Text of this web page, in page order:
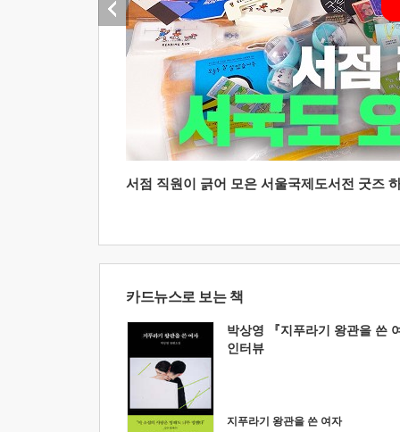
서점 직원이 긁어 모은 서울국제도서전 굿즈
카드뉴스로 보는 책
박상영 『지푸라기 왕관을 쓴
인터뷰
지푸라기 왕관을 쓴 여자